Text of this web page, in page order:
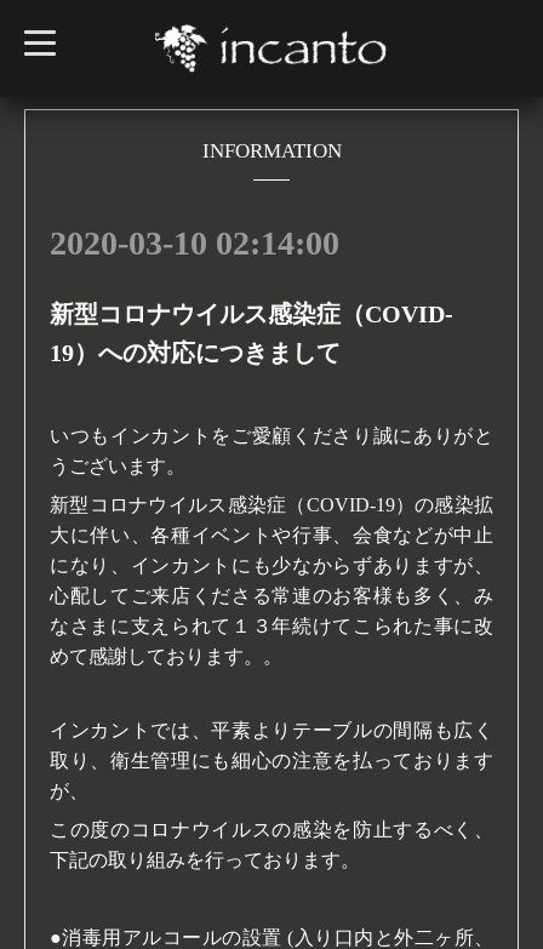
t
o
l
INFORMATION
2020-03-10 02:14:00
新型コロナウイルス感染症（COVID-
19）への対応につきまして
いつもインカントをご愛顧くださり誠にありがと
うございます。
新型コロナウイルス感染症（COVID-19）の感染拡
大に伴い、各種イベントや行事、会食などが中止
になり、 インカントにも少なからずありますが、
心配してご来店くださる常連のお客様も多く、 み
なさまに支えられて１３年続けてこられた事に改
めて感謝しております。。
インカントでは、平素よりテーブルの間隔も広く
取り、衛生管理にも細心の注意を払っております
が、
この度のコロナウイルスの感染を防止するべく、
下記の取り組みを行っております。
●消毒用アルコールの設置 (入り口内と外二ヶ所、